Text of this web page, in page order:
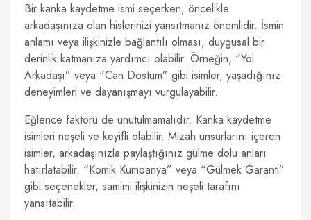
Bir kanka kaydetme ismi seçerken, öncelikle
arkadaşınıza olan hislerinizi yansıtmanız önemlidir. İsmin
anlamı veya ilişkinizle bağlantılı olması, duygusal bir
derinlik katmanıza yardımcı olabilir. Örneğin, “Yol
Arkadaşı” veya “Can Dostum” gibi isimler, yaşadığınız
deneyimleri ve dayanışmayı vurgulayabilir.
Eğlence faktörü de unutulmamalıdır. Kanka kaydetme
isimleri neşeli ve keyifli olabilir. Mizah unsurlarını içeren
isimler, arkadaşınızla paylaştığınız gülme dolu anları
hatırlatabilir. “Komik Kumpanya” veya “Gülmek Garanti”
gibi seçenekler, samimi ilişkinizin neşeli tarafını
yansıtabilir.